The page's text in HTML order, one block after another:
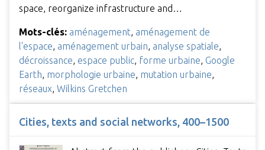
space, reorganize infrastructure and…
Mots-clés: aménagement aménagement de
l'espace aménagement urbain analyse spatiale
décroissance espace public forme urbaine Google
Earth morphologie urbaine mutation urbaine
réseaux Wilkins Gretchen
Cities, texts and social networks, 400–1500